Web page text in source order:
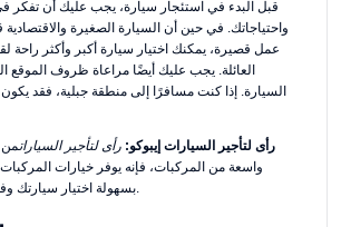
قبل البدء في استئجار سيارة، يجب عليك أن
واحتياجاتك. في حين أن السيارة الصغيرة
عمل قصيرة، يمكنك اختيار سيارة أكبر وأكثر راحة
العائلة. يجب عليك أيضًا مراعاة ظروف الموقع
السيارة. إذا كنت مسافرًا إلى منطقة جبلية، فقد
رأى لتأجير السيارات إيبوكو: رأى لتأجير السياراتمن
واسعة من المركبات، فإنه يوفر خيارات
بسهولة اختيار سيارتك وفقًا لاحتياجات سفرك.